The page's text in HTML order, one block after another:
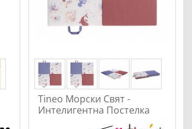
Tineo Морски Свят -
Интелигентна Постелка